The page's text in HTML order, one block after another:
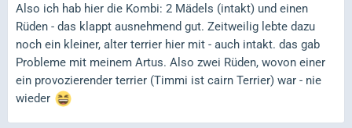
Also ich hab hier die Kombi: 2 Mädels (intakt) und einen
Rüden - das klappt ausnehmend gut. Zeitweilig lebte dazu
noch ein kleiner, alter terrier hier mit - auch intakt. das gab
Probleme mit meinem Artus. Also zwei Rüden, wovon einer
ein provozierender terrier (Timmi ist cairn Terrier) war - nie
wieder